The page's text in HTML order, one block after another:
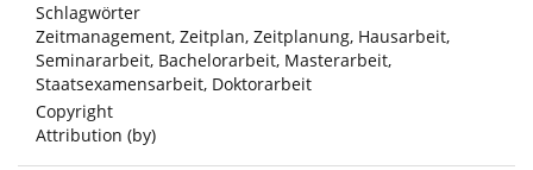
Schlagwörter
Zeitmanagement, Zeitplan, Zeitplanung, Hausarbeit,
Seminararbeit, Bachelorarbeit, Masterarbeit,
Staatsexamensarbeit, Doktorarbeit
Copyright
Attribution (by)